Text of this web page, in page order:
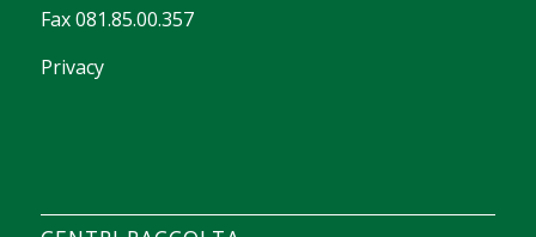
Fax 081.85.00.357
Privacy
construire un texte court sur les filtres de